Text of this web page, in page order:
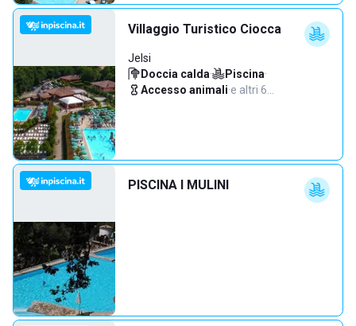
Villaggio Turistico Ciocca
Jelsi
Doccia calda· Piscina·
Accesso animali·e altri 6…
PISCINA I MULINI